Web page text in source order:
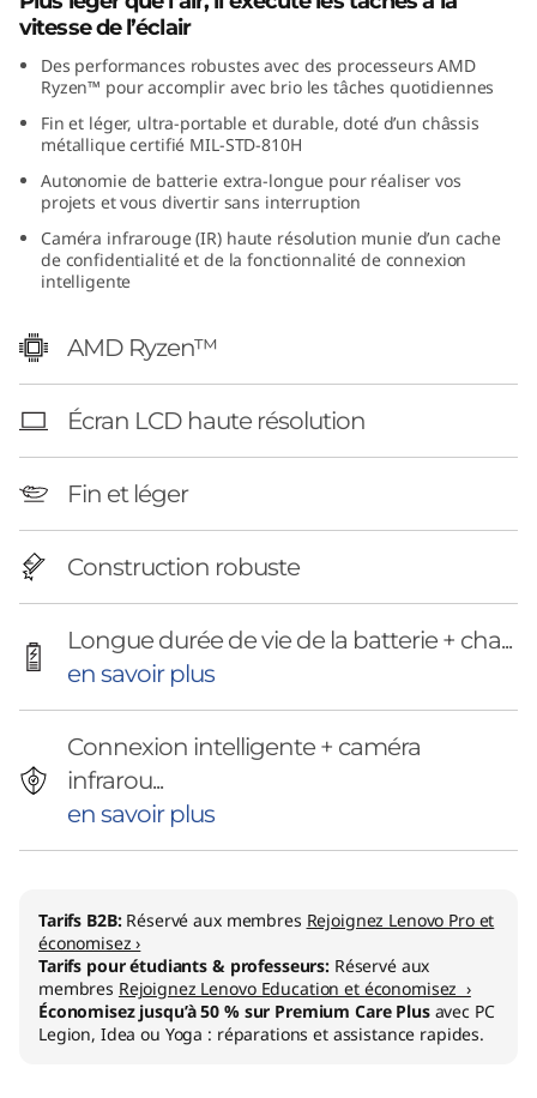
A
M
D
vitesse de l’éclair
Des performances robustes avec des processeurs AMD
Ryzen™ pour accomplir avec brio les tâches quotidiennes
Fin et léger, ultra-portable et durable, doté d’un châssis
métallique certifié MIL-STD-810H
Autonomie de batterie extra-longue pour réaliser vos
projets et vous divertir sans interruption
Caméra infrarouge (IR) haute résolution munie d’un cache
de confidentialité et de la fonctionnalité de connexion
intelligente
AMD Ryzen™
Écran LCD haute résolution
Fin et léger
Construction robuste
Longue durée de vie de la batterie + cha...
en savoir plus
Connexion intelligente + caméra
infrarou...
en savoir plus
Tarifs B2B: Réservé aux membres Rejoignez Lenovo Pro et
économisez ›
Tarifs pour étudiants & professeurs: Réservé aux
membres Rejoignez Lenovo Education et économisez ›
Économisez jusqu’à 50 % sur Premium Care Plusavec PC
Legion, Idea ou Yoga : réparations et assistance rapides.